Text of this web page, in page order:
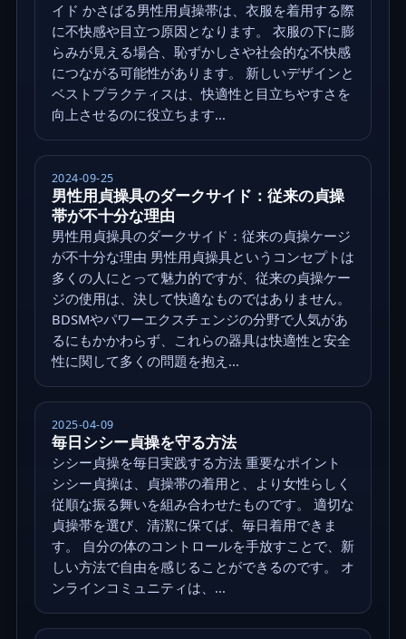
イド かさばる男性用貞操帯は、衣服を着用する際
に不快感や目立つ原因となります。 衣服の下に膨
らみが見える場合、恥ずかしさや社会的な不快感
につながる可能性があります。 新しいデザインと
ベストプラクティスは、快適性と目立ちやすさを
向上させるのに役立ちます...
2024-09-25
男性用貞操具のダークサイド：従来の貞操
帯が不十分な理由
男性用貞操具のダークサイド：従来の貞操ケージ
が不十分な理由 男性用貞操具というコンセプトは
多くの人にとって魅力的ですが、従来の貞操ケー
ジの使用は、決して快適なものではありません。
BDSMやパワーエクスチェンジの分野で人気があ
るにもかかわらず、これらの器具は快適性と安全
性に関して多くの問題を抱え...
2025-04-09
毎日シシー貞操を守る方法
シシー貞操を毎日実践する方法 重要なポイント
シシー貞操は、貞操帯の着用と、より女性らしく
従順な振る舞いを組み合わせたものです。 適切な
貞操帯を選び、清潔に保てば、毎日着用できま
す。 自分の体のコントロールを手放すことで、新
しい方法で自由を感じることができるのです。 オ
ンラインコミュニティは、...